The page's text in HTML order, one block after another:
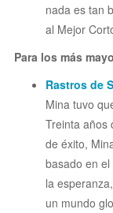
nada es tan
al Mejor
Para los más
Rastros de
Mina tuvo
Treinta años
de éxito,
basado en el
la
un mundo